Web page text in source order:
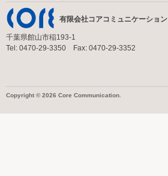
有限会社コアコミュニケーション
千葉県館山市稲193-1
Tel: 0470-29-3350 Fax: 0470-29-3352
Copyright © 2026 Core Communication.